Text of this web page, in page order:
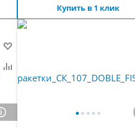
Купить в 1 клик